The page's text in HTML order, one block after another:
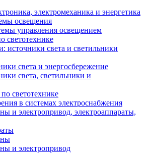
электромеханика и энергетика
освещения
управления освещением
светотехнике
источники света и светильники
света и энергосбережение
света, светильники и
светотехнике
в системах электроснабжения
и электропривод, электроаппараты,
и электропривод